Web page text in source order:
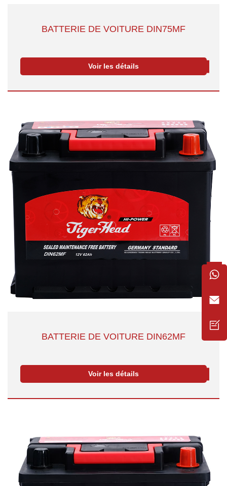
BATTERIE DE VOITURE DIN75MF
Voir les détails
BATTERIE DE VOITURE DIN62MF
Voir les détails